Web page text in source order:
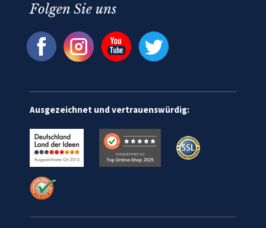
Folgen Sie uns
Ausgezeichnet und vertrauenswürdig: